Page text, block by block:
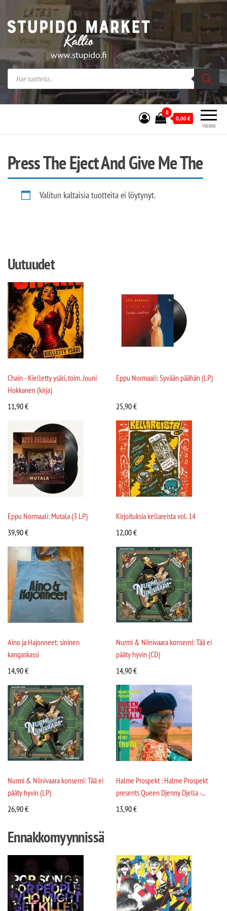
Stupido Market – verkossa ja kivijalassa
Stupido Market on vaihtoehtomusaan
erikoistunut verkko- sekä
kivijalkakauppa Helsingissä Kallion
sydämessä.
Valikko
0
0,00€
Press The Eject And Give Me The
Valitun kaltaisia tuotteita ei löytynyt.
Uutuudet
Chain - Kielletty ysäri, toim. Jouni
Hokkanen (kirja)
11,90€
Eppu Normaali: Syvään päähän (LP)
25,90€
Eppu Normaali: Mutala (3 LP)
39,90€
Kirjoituksia kellareista vol. 14
12,00€
Aino ja Hajonneet: sininen
kangaskassi
14,90€
Nurmi & Niinivaara konserni: Tää ei
pääty hyvin (CD)
14,90€
Nurmi & Niinivaara konserni: Tää ei
pääty hyvin (LP)
26,90€
Halme Prospekt : Halme Prospekt
presents Queen Djenny Djella -...
13,90€
Ennakkomyynnissä